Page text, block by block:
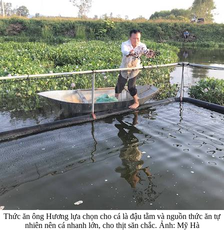
Thức ăn ông Hương lựa chọn cho cá là đậu tằm và nguồn thức ăn tự
nhiên nên cá nhanh lớn, cho thịt săn chắc. Ảnh: Mỹ Hà